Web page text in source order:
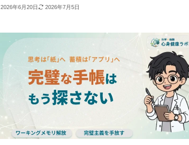
2026年6月20日 2026年7月5日